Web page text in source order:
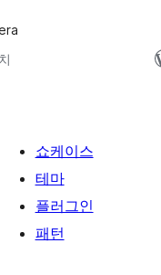
쇼케이스
테마
플러그인
패턴